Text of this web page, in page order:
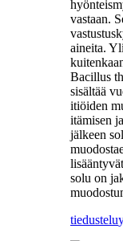
vastaan.
aineita.
Bacillus
sisältää
itiöiden
itämisen
jälkeen
solu on
tiedustelu